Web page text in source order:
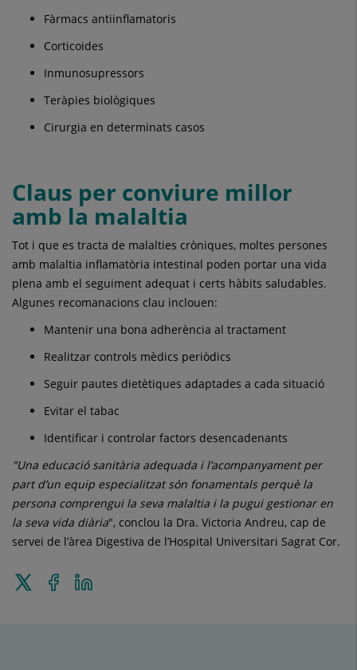
Fàrmacs antiinflamatoris
Corticoides
Inmunosupressors
Teràpies biològiques
Cirurgia en determinats casos
Claus per conviure millor
amb la malaltia
Tot i que es tracta de malalties cròniques, moltes persones
amb malaltia inflamatòria intestinal poden portar una vida
plena amb el seguiment adequat i certs hàbits saludables.
Algunes recomanacions clau inclouen:
Mantenir una bona adherència al tractament
Realitzar controls mèdics periòdics
Seguir pautes dietètiques adaptades a cada situació
Evitar el tabac
Identificar i controlar factors desencadenants
"Una educació sanitària adequada i l’acompanyament per
part d’un equip especialitzat són fonamentals perquè la
persona comprengui la seva malaltia i la pugui gestionar en
la seva vida diària", conclou la Dra. Victoria Andreu, cap de
servei de l’àrea Digestiva de l’Hospital Universitari Sagrat Cor.
Enviar
Compartir